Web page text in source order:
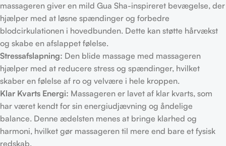
massageren giver en mild Gua Sha-inspireret bevægelse, der
hjælper med at løsne spændinger og forbedre
blodcirkulationen i hovedbunden. Dette kan støtte hårvækst
og skabe en afslappet følelse.
Stressafslapning: Den blide massage med massageren
hjælper med at reducere stress og spændinger, hvilket
skaber en følelse af ro og velvære i hele kroppen.
Klar Kvarts Energi: Massageren er lavet af klar kvarts, som
har været kendt for sin energiudjævning og åndelige
balance. Denne ædelsten menes at bringe klarhed og
harmoni, hvilket gør massageren til mere end bare et fysisk
redskab.